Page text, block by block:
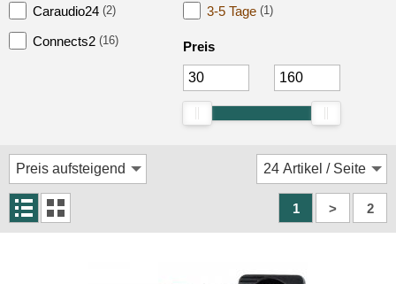
Rückfahrsysteme
Soundprozessoren
Caraudio24 (2)
Connects2 (16)
3-5 Tage (1)
Preis
1 > 2